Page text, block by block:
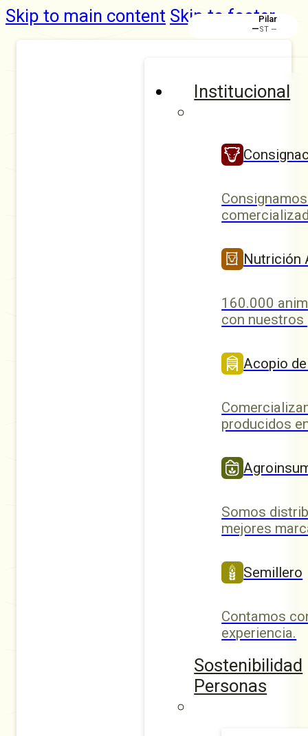
Skip to main content Skip to footer
Institucional
Nutrición
160.000
con
Acopio
producidos
Somos
mejores
Semillero
Contamos
experiencia.
Sostenibilidad
Personas
Pilar
—ST —